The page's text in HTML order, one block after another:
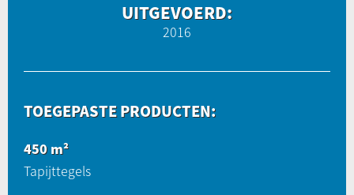
UITGEVOERD:
2016
TOEGEPASTE PRODUCTEN:
450 m²
Tapijttegels